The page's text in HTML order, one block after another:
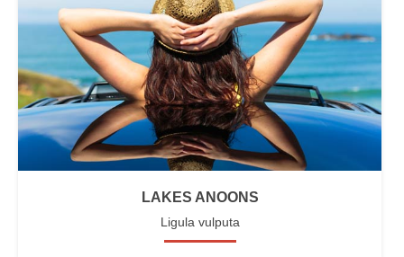
LAKES ANOONS
Ligula vulputa